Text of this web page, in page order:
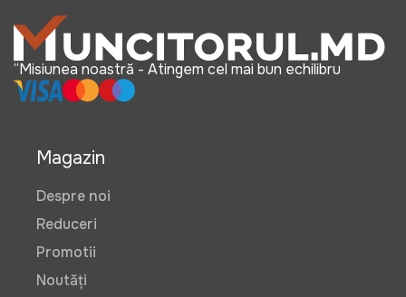
“Misiunea noastră - Atingem cel mai bun echilibru
Magazin
Despre noi
Reduceri
Promotii
Noutăți